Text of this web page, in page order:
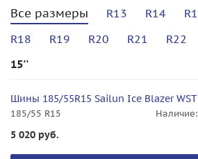
Все размеры R13 R14
R18
R19 R20 R21
R22
15''
Шины 185/55R15 Sailun Ice Blazer
185/55 R15 Наличие:
5 020 руб.